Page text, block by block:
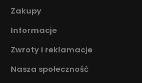
Zakupy
Informacje
Zwroty i reklamacje
Nasza społeczność